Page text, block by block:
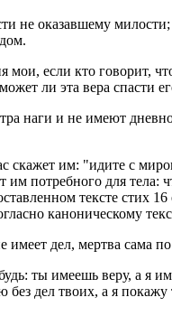
не оказавшему
мои, если кто говорит,
ли эта вера спасти
наги и не имеют
скажет им: "идите с
им потребного для тела:
тексте стих 16
каноническому
имеет дел, мертва сама по
ты имеешь веру, а я
дел твоих, а я покажу